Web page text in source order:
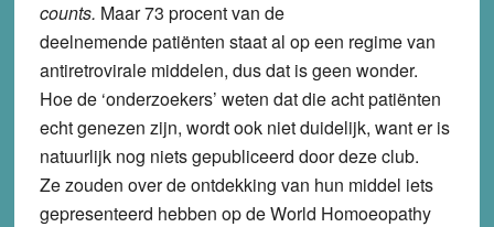
counts. Maar 73 procent van de
deelnemende patiënten staat al op een regime van
antiretrovirale middelen, dus dat is geen wonder.
Hoe de ‘onderzoekers’ weten dat die acht patiënten
echt genezen zijn, wordt ook niet duidelijk, want er is
natuurlijk nog niets gepubliceerd door deze club.
Ze zouden over de ontdekking van hun middel iets
gepresenteerd hebben op de World Homoeopathy